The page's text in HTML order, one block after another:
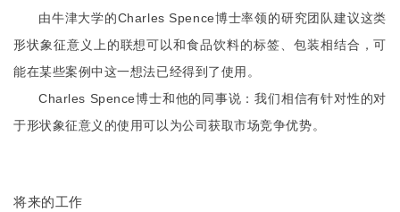
由牛津大学的Charles Spence博士率领的研究团队建议这类
形状象征意义上的联想可以和食品饮料的标签、包装相结合，可
能在某些案例中这一想法已经得到了使用。
Charles Spence博士和他的同事说：我们相信有针对性的对
于形状象征意义的使用可以为公司获取市场竞争优势。
将来的工作